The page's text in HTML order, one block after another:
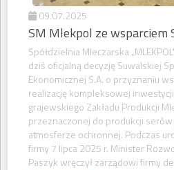
09.07.2025
SM Mlekpol ze wsparciem
Spółdzielnia Mleczarska
dziś oficjalną decyzję Suwalskiej
Ekonomicznej S.A. o przyznaniu
realizację kompleksowej
grajewskiego Zakładu Produkcji
przeznaczonej do produkcji
atmosferze ochronnej. Podczas
firmy 7 lipca 2025 r. Minister
Paszyk wręczył zarządowi firmy